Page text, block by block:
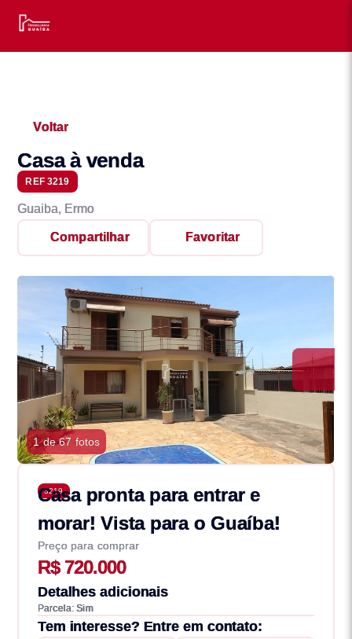
Voltar
Casa à venda
REF 3219
Guaiba, Ermo
Compartilhar Favoritar
1 de 67 fotos
3219
Casa pronta para entrar e
morar! Vista para o Guaíba!
Preço para comprar
R$ 720.000
Detalhes adicionais
Parcela: Sim
Tem interesse? Entre em contato: